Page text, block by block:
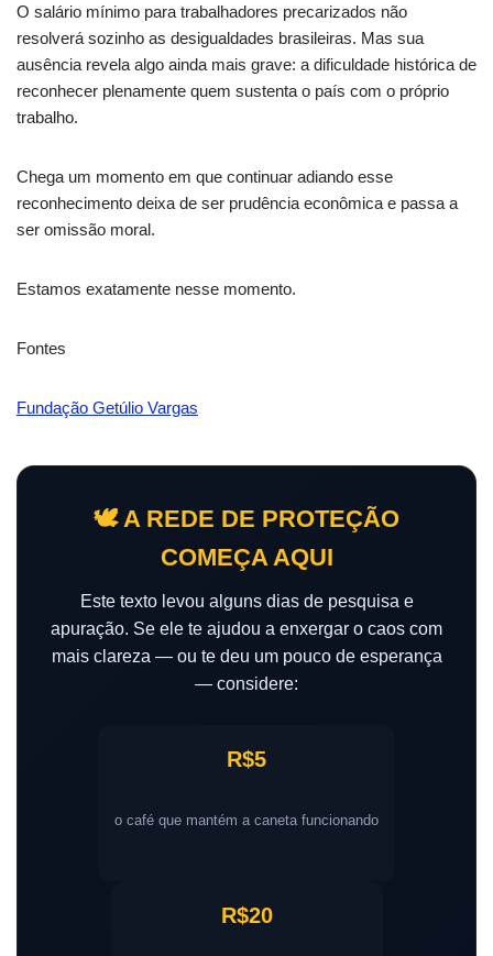
O salário mínimo para trabalhadores precarizados não
resolverá sozinho as desigualdades brasileiras. Mas sua
ausência revela algo ainda mais grave: a dificuldade histórica de
reconhecer plenamente quem sustenta o país com o próprio
trabalho.
Chega um momento em que continuar adiando esse
reconhecimento deixa de ser prudência econômica e passa a
ser omissão moral.
Estamos exatamente nesse momento.
Fontes
Fundação Getúlio Vargas
🕊️ A REDE DE PROTEÇÃO
COMEÇA AQUI
Este texto levou alguns dias de pesquisa e
apuração. Se ele te ajudou a enxergar o caos com
mais clareza — ou te deu um pouco de esperança
— considere:
R$5
o café que mantém a caneta funcionando
R$20